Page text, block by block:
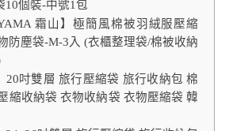
10個裝-中號1包
霜山】極簡風棉被羽絨服壓縮
防塵袋-M-3入 (衣櫃整理袋/棉被收納
20吋雙層 旅行壓縮袋 旅行收納包 棉
縮收納袋 衣物收納袋 衣物壓縮袋 韓